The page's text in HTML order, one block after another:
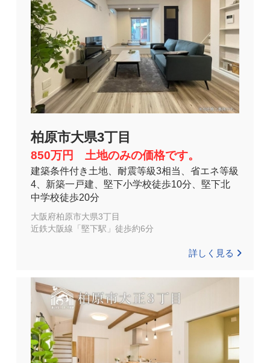
柏原市大県3丁目
850万円 土地のみの価格です。
建築条件付き土地、耐震等級3相当、省エネ等級
4、新築一戸建、堅下小学校徒歩10分、堅下北
中学校徒歩20分
大阪府柏原市大県3丁目
近鉄大阪線「堅下駅」徒歩約6分
詳しく見る